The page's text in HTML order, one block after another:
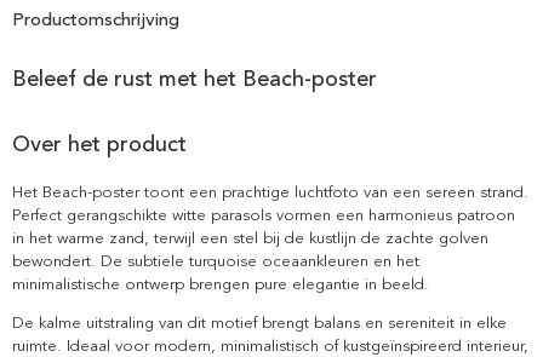
Productomschrijving
Beleef de rust met het Beach-poster
Over het product
Het Beach-poster toont een prachtige luchtfoto van een sereen strand.
Perfect gerangschikte witte parasols vormen een harmonieus patroon
in het warme zand, terwijl een stel bij de kustlijn de zachte golven
bewondert. De subtiele turquoise oceaankleuren en het
minimalistische ontwerp brengen pure elegantie in beeld.
De kalme uitstraling van dit motief brengt balans en sereniteit in elke
ruimte. Ideaal voor modern, minimalistisch of kustgeïnspireerd interieur,